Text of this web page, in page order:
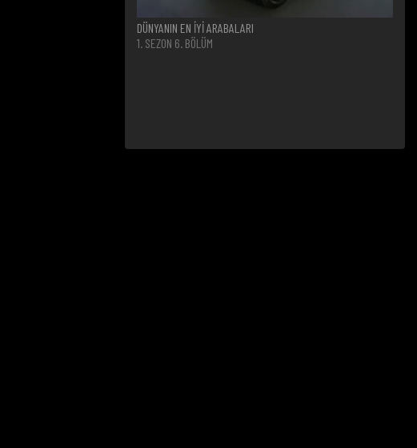
DÜNYANIN EN İYİ ARABALARI
1. SEZON 6. BÖLÜM